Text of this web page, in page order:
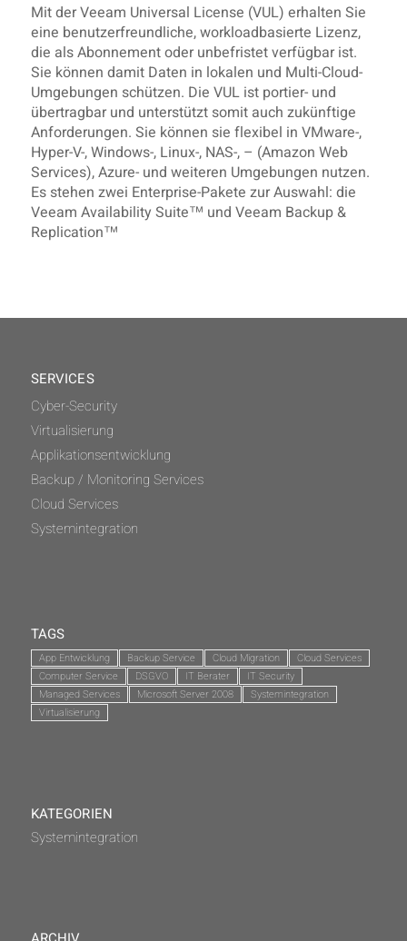
Mit der Veeam Universal License (VUL) erhalten Sie
eine benutzerfreundliche, workloadbasierte Lizenz,
die als Abonnement oder unbefristet verfügbar ist.
Sie können damit Daten in lokalen und Multi-Cloud-
Umgebungen schützen. Die VUL ist portier- und
übertragbar und unterstützt somit auch zukünftige
Anforderungen. Sie können sie flexibel in VMware-,
Hyper-V-, Windows-, Linux-, NAS-, – (Amazon Web
Services), Azure- und weiteren Umgebungen nutzen.
Es stehen zwei Enterprise-Pakete zur Auswahl: die
Veeam Availability Suite™ und Veeam Backup &
Replication™
SERVICES
Cyber-Security
Virtualisierung
Applikationsentwicklung
Backup / Monitoring Services
Cloud Services
Systemintegration
TAGS
App Entwicklung Backup Service Cloud Migration
Cloud Services
Computer Service
DSGVO IT Berater
IT Security
Managed Services
Microsoft Server 2008
Systemintegration
Virtualisierung
KATEGORIEN
Systemintegration